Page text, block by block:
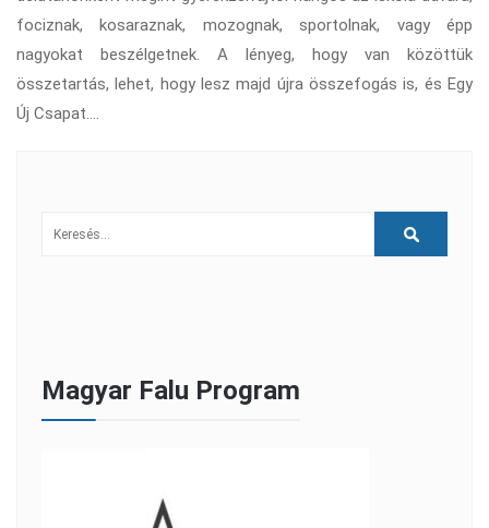
fociznak, kosaraznak, mozognak, sportolnak, vagy épp
nagyokat beszélgetnek. A lényeg, hogy van közöttük
összetartás, lehet, hogy lesz majd újra összefogás is, és Egy
Új Csapat….
Magyar Falu Program